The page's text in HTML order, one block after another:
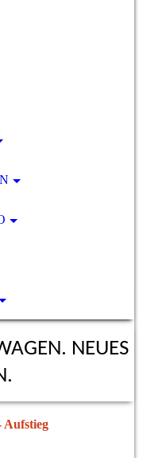
NEUES
Aufstieg